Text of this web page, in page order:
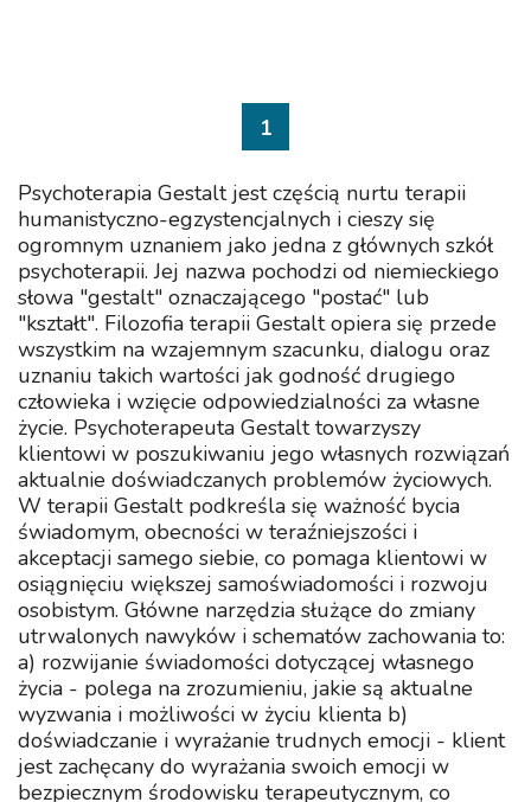
1
Psychoterapia Gestalt jest częścią nurtu terapii
humanistyczno-egzystencjalnych i cieszy się
ogromnym uznaniem jako jedna z głównych szkół
psychoterapii. Jej nazwa pochodzi od niemieckiego
słowa "gestalt" oznaczającego "postać" lub
"kształt". Filozofia terapii Gestalt opiera się przede
wszystkim na wzajemnym szacunku, dialogu oraz
uznaniu takich wartości jak godność drugiego
człowieka i wzięcie odpowiedzialności za własne
życie. Psychoterapeuta Gestalt towarzyszy
klientowi w poszukiwaniu jego własnych rozwiązań
aktualnie doświadczanych problemów życiowych.
W terapii Gestalt podkreśla się ważność bycia
świadomym, obecności w teraźniejszości i
akceptacji samego siebie, co pomaga klientowi w
osiągnięciu większej samoświadomości i rozwoju
osobistym. Główne narzędzia służące do zmiany
utrwalonych nawyków i schematów zachowania to:
a) rozwijanie świadomości dotyczącej własnego
życia - polega na zrozumieniu, jakie są aktualne
wyzwania i możliwości w życiu klienta b)
doświadczanie i wyrażanie trudnych emocji - klient
jest zachęcany do wyrażania swoich emocji w
bezpiecznym środowisku terapeutycznym, co